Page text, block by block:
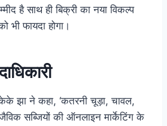
है साथ ही बिक्री का नया विकल्प
भी फायदा होगा।
केके झा ने कहा, ‘कतरनी चूड़ा, चावल,
सब्जियों की ऑनलाइन मार्केटिंग के